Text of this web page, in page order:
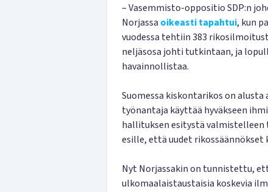
– Vasemmisto-oppositio SDP:n
Norjassa oikeasti tapahtui, kun
vuodessa tehtiin 383
neljäsosa johti tutkintaan, ja
havainnollistaa.
Suomessa kiskontarikos on
työnantaja käyttää hyväkseen
hallituksen esitystä valmistelleen
esille, että uudet
Nyt Norjassakin on tunnistettu,
ulkomaalaistaustaisia koskevia